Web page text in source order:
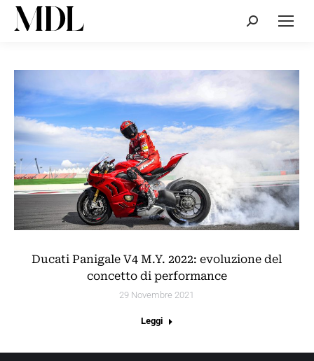
Cerca:
Ducati Panigale V4 M.Y. 2022: evoluzione del
concetto di performance
29 Novembre 2021
Leggi